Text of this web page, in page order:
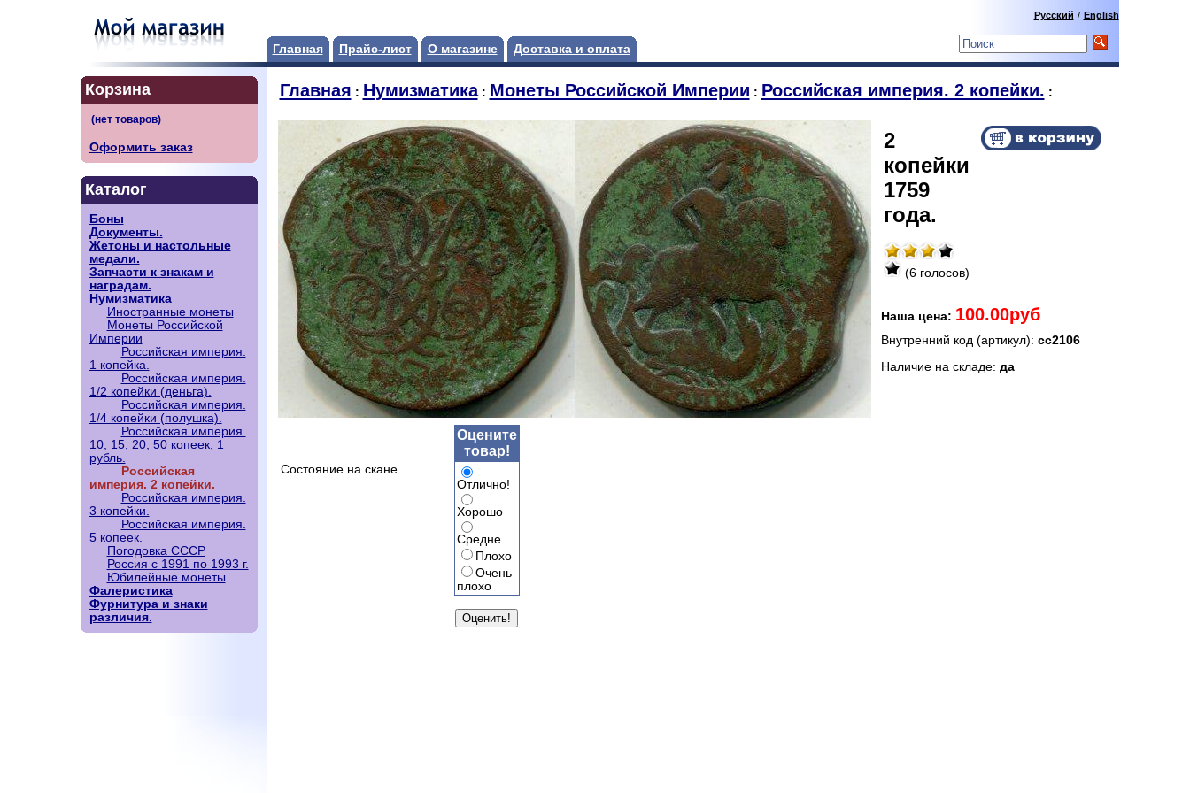
Главная Прайс-лист О магазине Доставка и оплата
Русский / English
Корзина
Оформить заказ
Каталог
Боны
Документы.
Жетоны и настольные
медали.
Запчасти к знакам и
наградам.
Нумизматика
Иностранные монеты
Монеты Российской
Империи
Российская империя.
1 копейка.
Российская империя.
1/2 копейки (деньга).
Российская империя.
1/4 копейки (полушка).
Российская империя.
10, 15, 20, 50 копеек, 1
рубль.
Российская
империя. 2 копейки.
Российская империя.
3 копейки.
Российская империя.
5 копеек.
Погодовка СССР
Россия с 1991 по 1993 г.
Юбилейные монеты
Фалеристика
Фурнитура и знаки
различия.
Главная : Нумизматика: Монеты Российской Империи : Российская империя. 2 копейки. :
2
копейки
1759
года.
(6 голосов)
Наша цена: 100.00руб
Внутренний код (артикул): сс2106
Наличие на складе: да
Состояние на скане.
Оцените
товар!
Отлично!
Хорошо
Средне
Плохо
Очень
плохо